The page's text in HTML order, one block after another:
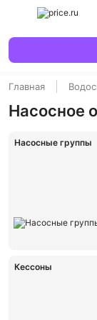
Главная
Насосное
Насосные группы
Кессоны